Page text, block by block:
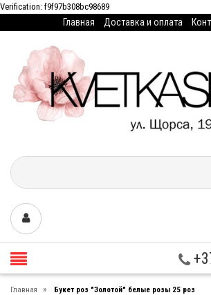
Verification: f9f97b308bc98689
Главная Доставка и оплата
Главная » Букет роз "Золотой" белые розы 25 роз